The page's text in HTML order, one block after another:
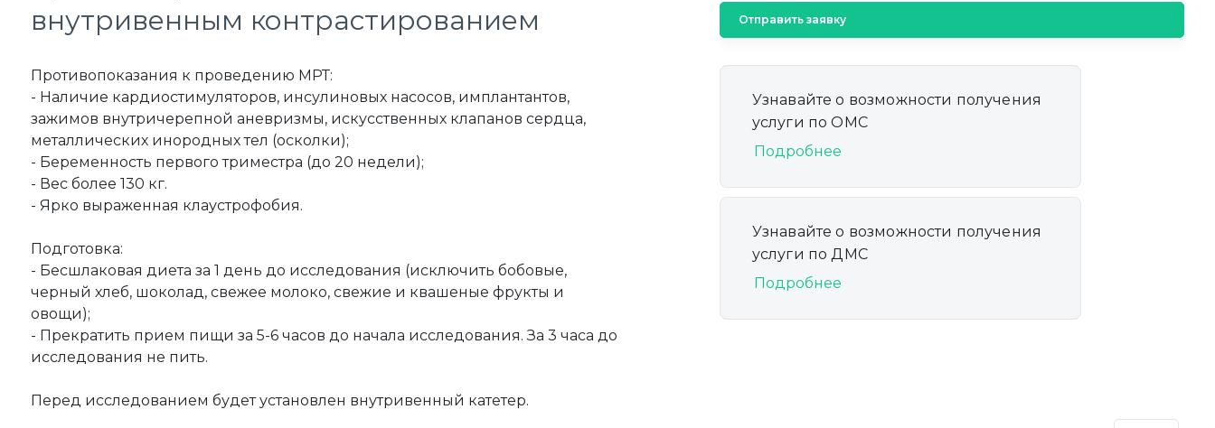
внутривенным контрастированием
Противопоказания к проведению МРТ:
- Наличие кардиостимуляторов, инсулиновых насосов, имплантантов,
зажимов внутричерепной аневризмы, искусственных клапанов сердца,
металлических инородных тел (осколки);
- Беременность первого триместра (до 20 недели);
- Вес более 130 кг.
- Ярко выраженная клаустрофобия.
Подготовка:
- Бесшлаковая диета за 1 день до исследования (исключить бобовые,
черный хлеб, шоколад, свежее молоко, свежие и квашеные фрукты и
овощи);
- Прекратить прием пищи за 5-6 часов до начала исследования. За 3 часа до
исследования не пить.
Перед исследованием будет установлен внутривенный катетер.
Отправить заявку
Узнавайте о возможности получения
услуги по ОМС
Подробнее
Узнавайте о возможности получения
услуги по ДМС
Подробнее